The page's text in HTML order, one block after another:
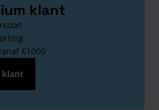
klant
€1000
klant